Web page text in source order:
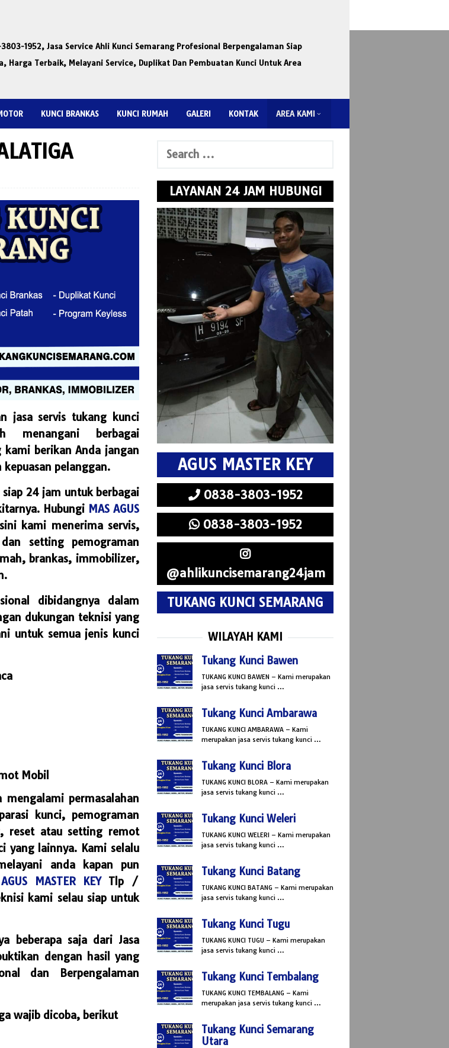
1952, Jasa Service Ahli Kunci Semarang Profesional Berpengalaman Siap
Harga Terbaik, Melayani Service, Duplikat Dan Pembuatan Kunci Untuk Area
KUNCI BRANKAS KUNCI RUMAH GALERI KONTAK AREA KAMI
jasa servis tukang kunci
menangani berbagai
kami berikan Anda jangan
pelanggan.
24 jam untuk berbagai
Hubungi MAS AGUS
kami menerima servis,
setting pemograman
brankas, immobilizer,
dibidangnya dalam
dukungan teknisi yang
untuk semua jenis kunci
Mobil
permasalahan
kunci, pemograman
reset atau setting remot
yang lainnya. Kami selalu
anda kapan pun
MASTER KEYTlp /
kami selau siap untuk
beberapa saja dari Jasa
dengan hasil yang
dan Berpengalaman
wajib dicoba, berikut
Search
LAYANAN 24 JAM HUBUNGI
AGUS MASTER KEY
0838-3803-1952
0838-3803-1952
@ahlikuncisemarang24jam
TUKANG KUNCI SEMARANG
WILAYAH KAMI
Tukang Kunci Bawen
TUKANG KUNCI BAWEN – Kami merupakan
jasa servis tukang kunci …
Tukang Kunci Ambarawa
TUKANG KUNCI AMBARAWA – Kami
merupakan jasa servis tukang kunci …
Tukang Kunci Blora
TUKANG KUNCI BLORA – Kami merupakan
jasa servis tukang kunci …
Tukang Kunci Weleri
TUKANG KUNCI WELERI – Kami merupakan
jasa servis tukang kunci …
Tukang Kunci Batang
TUKANG KUNCI BATANG – Kami merupakan
jasa servis tukang kunci …
Tukang Kunci Tugu
TUKANG KUNCI TUGU – Kami merupakan
jasa servis tukang kunci …
Tukang Kunci Tembalang
TUKANG KUNCI TEMBALANG – Kami
merupakan jasa servis tukang kunci …
Tukang Kunci Semarang
Utara